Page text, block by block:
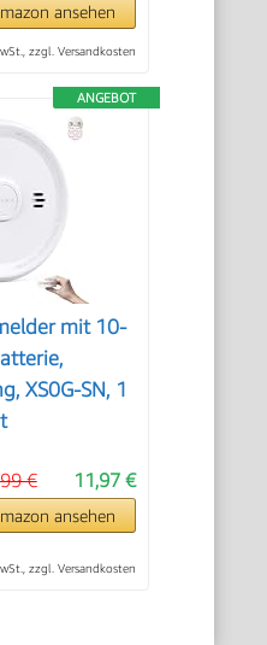
ansehen
zzgl. Versandkosten
ANGEBOT
mit 10-
XS0G-SN, 1
11,97 €
€
ansehen
zzgl. Versandkosten